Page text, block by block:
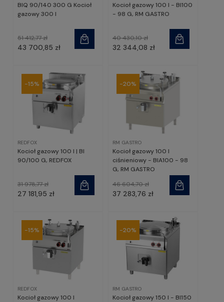
BIQ 90/140 300 G Kocioł
gazowy 300 l
43 700,85 zł
51 412,77 zł
Kocioł gazowy 100 l - BI100
- 98 G, RM GASTRO
32 344,08 zł
40 430,10 zł
REDFOX
Kocioł gazowy 100 l | BI
90/100 G, REDFOX
27 181,95 zł
31 978,77 zł
-15%
RM GASTRO
Kocioł gazowy 100 l
ciśnieniowy - BIA100 - 98
G, RM GASTRO
37 283,76 zł
46 604,70 zł
-20%
REDFOX
Kocioł gazowy 100 l
-15%
RM GASTRO
Kocioł gazowy 150 l - BI150
-20%